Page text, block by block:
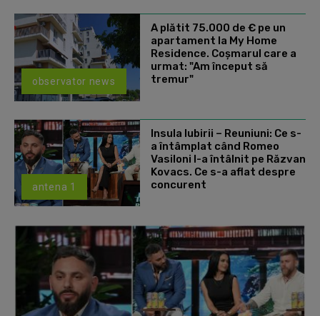
observator news
A plătit 75.000 de € pe un
apartament la My Home
Residence. Coşmarul care a
urmat: "Am început să
tremur"
antena 1
Insula Iubirii – Reuniuni: Ce s-
a întâmplat când Romeo
Vasiloni l-a întâlnit pe Răzvan
Kovacs. Ce s-a aflat despre
concurent